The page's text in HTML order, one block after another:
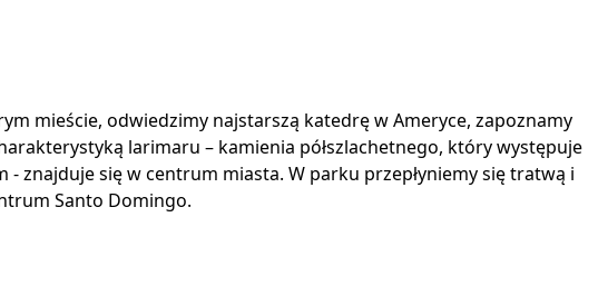
mieście, odwiedzimy najstarszą katedrę w Ameryce, zapoznamy
larimaru – kamienia półszlachetnego, który występuje
znajduje się w centrum miasta. W parku przepłyniemy się tratwą i
Santo Domingo.